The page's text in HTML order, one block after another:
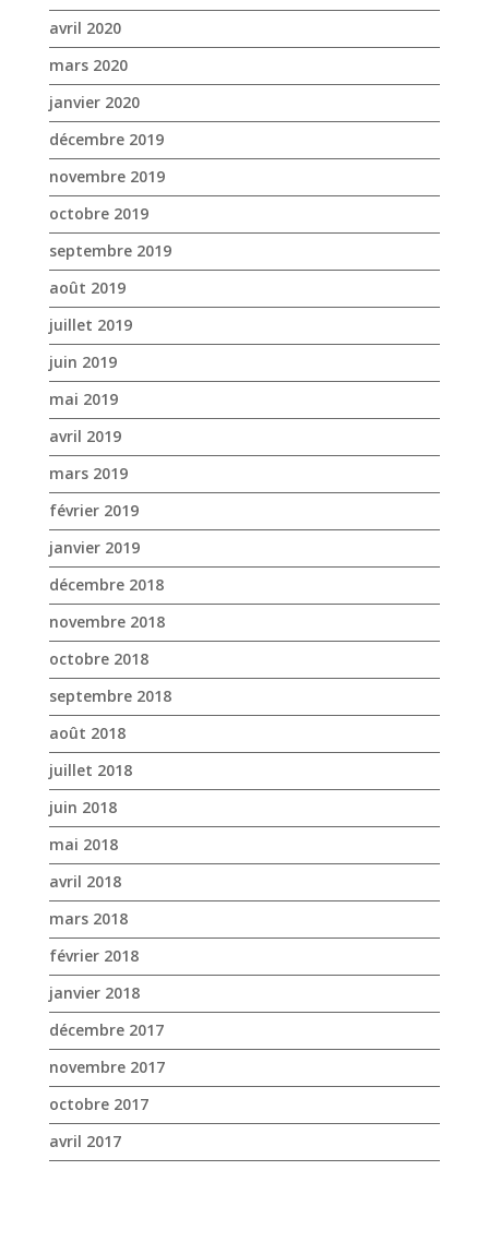
novembre 2019
octobre 2019
septembre 2019
août 2019
juillet 2019
juin 2019
mai 2019
avril 2019
mars 2019
février 2019
janvier 2019
décembre 2018
novembre 2018
octobre 2018
septembre 2018
août 2018
juillet 2018
juin 2018
mai 2018
avril 2018
mars 2018
février 2018
janvier 2018
décembre 2017
novembre 2017
octobre 2017
avril 2017